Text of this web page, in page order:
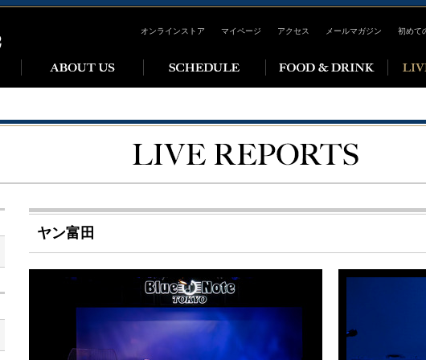
オンラインストア マイページ アクセス メールマガジン 初めて
ヤン富田